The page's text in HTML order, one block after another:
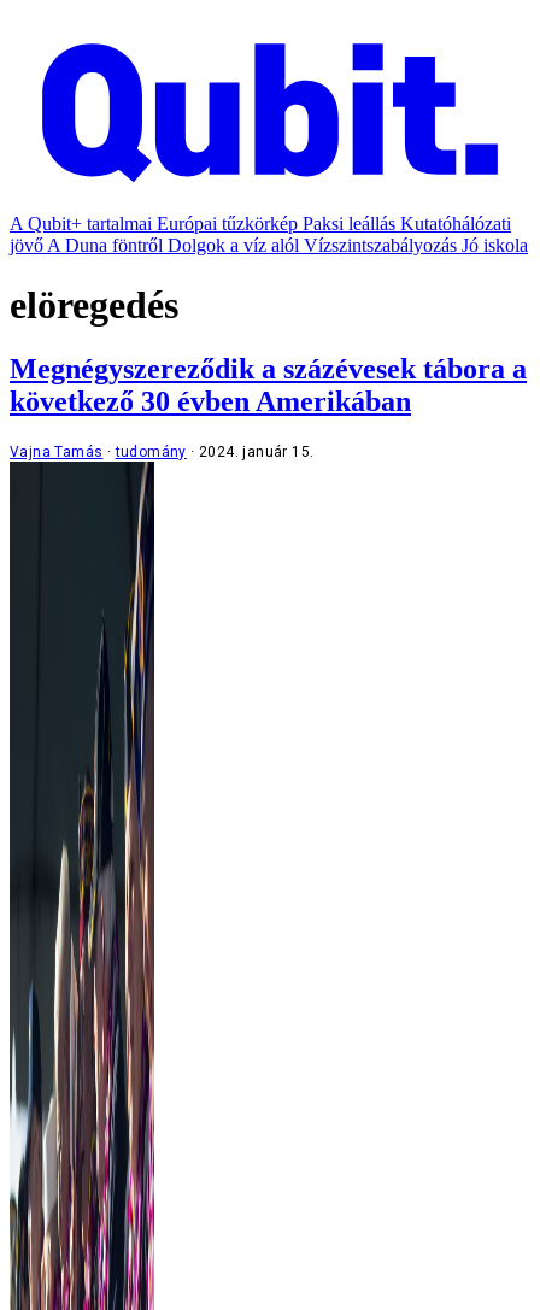
A Qubit+ tartalmai Európai tűzkörkép Paksi leállás Kutatóhálózati
jövő A Duna föntről Dolgok a víz alól Vízszintszabályozás Jó iskola
elöregedés
Megnégyszereződik a százévesek tábora a
következő 30 évben Amerikában
Vajna Tamás tudomány 2024. január 15.